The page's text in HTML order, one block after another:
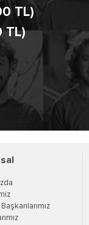
TL)
TL)